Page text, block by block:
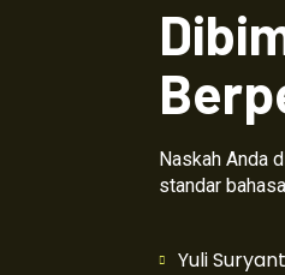
Naskah Anda
standar
Yuli